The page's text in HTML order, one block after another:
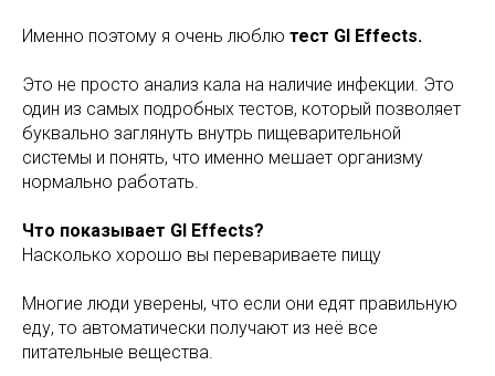
Именно поэтому я очень люблю тест GI Effects.
Это не просто анализ кала на наличие инфекции. Это
один из самых подробных тестов, который позволяет
буквально заглянуть внутрь пищеварительной
системы и понять, что именно мешает организму
нормально работать.
Что показывает GI Effects?
Насколько хорошо вы перевариваете пищу
Многие люди уверены, что если они едят правильную
еду, то автоматически получают из неё все
питательные вещества.